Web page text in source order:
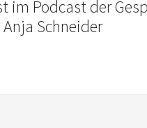
im Podcast der
Schneider